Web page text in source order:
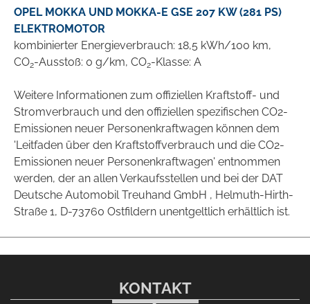
OPEL MOKKA UND MOKKA-E GSE 207 KW (281 PS)
ELEKTROMOTOR
kombinierter Energieverbrauch: 18,5 kWh/100 km,
CO2-Ausstoß: 0 g/km, CO2-Klasse: A
Weitere Informationen zum offiziellen Kraftstoff- und
Stromverbrauch und den offiziellen spezifischen CO2-
Emissionen neuer Personenkraftwagen können dem
'Leitfaden über den Kraftstoffverbrauch und die CO2-
Emissionen neuer Personenkraftwagen' entnommen
werden, der an allen Verkaufsstellen und bei der DAT
Deutsche Automobil Treuhand GmbH , Helmuth-Hirth-
Straße 1, D-73760 Ostfildern unentgeltlich erhältlich ist.
KONTAKT